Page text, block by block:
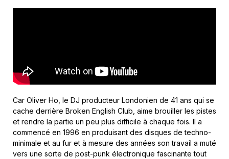
Car Oliver Ho, le DJ producteur Londonien de 41 ans qui se
cache derrière Broken English Club, aime brouiller les pistes
et rendre la partie un peu plus difficile à chaque fois. Il a
commencé en 1996 en produisant des disques de techno-
minimale et au fur et à mesure des années son travail a muté
vers une sorte de post-punk électronique fascinante tout